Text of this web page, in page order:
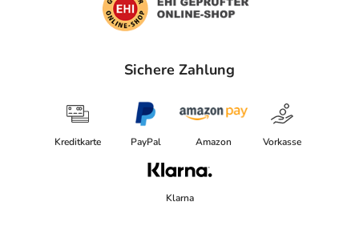
Sichere Zahlung
Kreditkarte PayPal Amazon Vorkasse
Klarna